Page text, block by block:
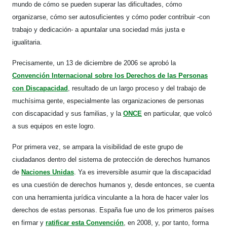
mundo de cómo se pueden superar las dificultades, cómo
organizarse, cómo ser autosuficientes y cómo poder contribuir -con
trabajo y dedicación- a apuntalar una sociedad más justa e
igualitaria.
Precisamente, un 13 de diciembre de 2006 se aprobó la
Convención Internacional sobre los Derechos de las Personas
con Discapacidad , resultado de un largo proceso y del trabajo de
muchísima gente, especialmente las organizaciones de personas
con discapacidad y sus familias, y la ONCE en particular, que volcó
a sus equipos en este logro.
Por primera vez, se ampara la visibilidad de este grupo de
ciudadanos dentro del sistema de protección de derechos humanos
de Naciones Unidas. Ya es irreversible asumir que la discapacidad
es una cuestión de derechos humanos y, desde entonces, se cuenta
con una herramienta jurídica vinculante a la hora de hacer valer los
derechos de estas personas. España fue uno de los primeros países
en firmar y ratificar esta Convención, en 2008, y, por tanto, forma